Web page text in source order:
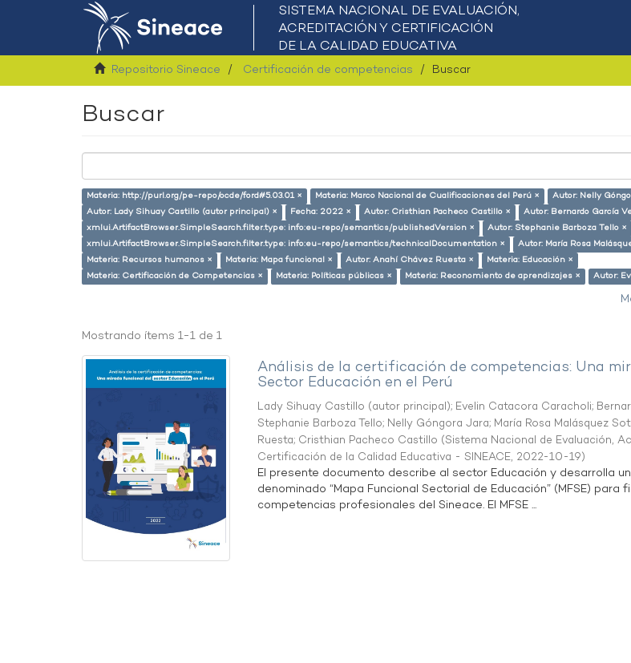
Repositorio Sineace Certificación de competencias Buscar
Buscar
Materia: http://purl.org/pe-repo/ocde/ford#5.03.01 × Materia: Marco Nacional de Cualificaciones del Perú ×
Autor: Nelly
Autor: Lady Sihuay Castillo (autor principal) ×
Fecha: 2022 × Autor: Cristhian Pacheco Castillo ×
Autor: Bernardo García
xmlui.ArtifactBrowser.SimpleSearch.filter.type: info:eu-repo/semantics/publishedVersion ×
Autor: Stephanie Barboza Tello ×
xmlui.ArtifactBrowser.SimpleSearch.filter.type: info:eu-repo/semantics/technicalDocumentation ×
Autor: María Rosa
Materia: Recursos humanos ×
Materia: Mapa funcional × Autor: Anahí Chávez Ruesta ×
Materia: Educación ×
Materia: Certificación de Competencias ×
Materia: Políticas públicas × Materia: Reconomiento de aprendizajes × Autor:
Mostrando ítems 1-1 de 1
Análisis de la certificación de competencias: Una
Sector Educación en el Perú
Lady Sihuay Castillo (autor principal); Evelin Catacora Caracholi;
Stephanie Barboza Tello; Nelly Góngora Jara; María Rosa Malásquez
Ruesta; Cristhian Pacheco Castillo (Sistema Nacional de Evaluación,
Certificación de la Calidad Educativa - SINEACE, 2022-10-19)
El presente documento describe al sector Educación y desarrolla
denominado “Mapa Funcional Sectorial de Educación” (MFSE)
competencias profesionales del Sineace. El MFSE ...